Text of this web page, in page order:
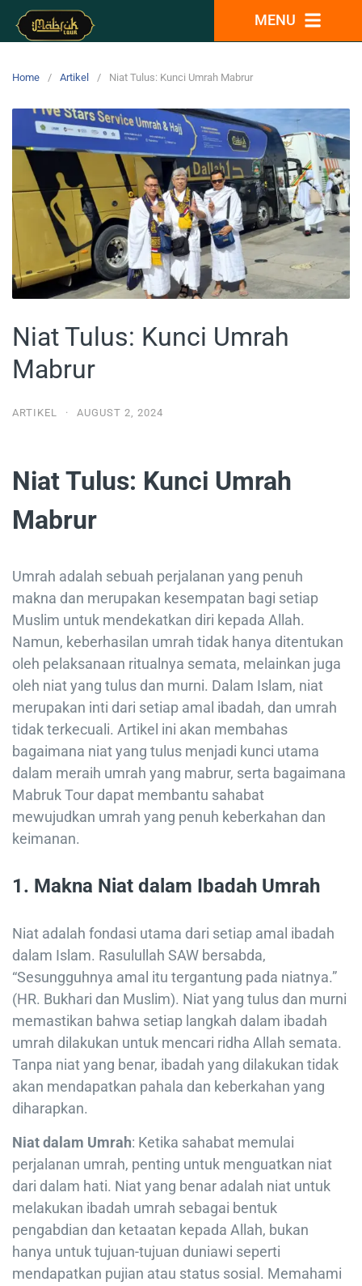
MENU
Home Artikel Niat Tulus: Kunci Umrah Mabrur
Niat Tulus: Kunci Umrah
Mabrur
ARTIKEL · AUGUST 2, 2024
Niat Tulus: Kunci Umrah
Mabrur
Umrah adalah sebuah perjalanan yang penuh
makna dan merupakan kesempatan bagi setiap
Muslim untuk mendekatkan diri kepada Allah.
Namun, keberhasilan umrah tidak hanya ditentukan
oleh pelaksanaan ritualnya semata, melainkan juga
oleh niat yang tulus dan murni. Dalam Islam, niat
merupakan inti dari setiap amal ibadah, dan umrah
tidak terkecuali. Artikel ini akan membahas
bagaimana niat yang tulus menjadi kunci utama
dalam meraih umrah yang mabrur, serta bagaimana
Mabruk Tour dapat membantu sahabat
mewujudkan umrah yang penuh keberkahan dan
keimanan.
1. Makna Niat dalam Ibadah Umrah
Niat adalah fondasi utama dari setiap amal ibadah
dalam Islam. Rasulullah SAW bersabda,
“Sesungguhnya amal itu tergantung pada niatnya.”
(HR. Bukhari dan Muslim). Niat yang tulus dan murni
memastikan bahwa setiap langkah dalam ibadah
umrah dilakukan untuk mencari ridha Allah semata.
Tanpa niat yang benar, ibadah yang dilakukan tidak
akan mendapatkan pahala dan keberkahan yang
diharapkan.
Niat dalam Umrah: Ketika sahabat memulai
perjalanan umrah, penting untuk menguatkan niat
dari dalam hati. Niat yang benar adalah niat untuk
melakukan ibadah umrah sebagai bentuk
pengabdian dan ketaatan kepada Allah, bukan
hanya untuk tujuan-tujuan duniawi seperti
mendapatkan pujian atau status sosial. Memahami